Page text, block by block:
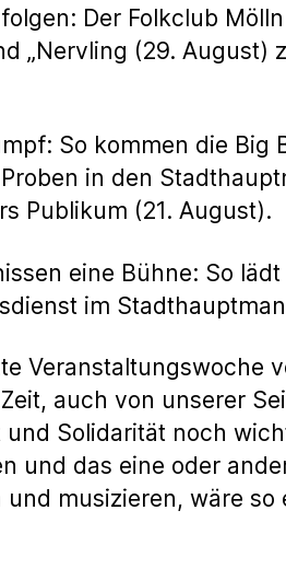
Der Folkclub
„Nervling (29. August)
So kommen die Big
in den
Publikum (21. August).
eine Bühne: So
im
Veranstaltungswoche
auch von unserer
Solidarität noch
und das eine oder
musizieren, wäre so